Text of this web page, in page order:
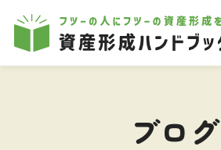
本文へ移動
ブログ